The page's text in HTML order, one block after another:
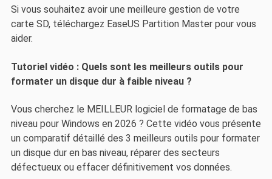
Si vous souhaitez avoir une meilleure gestion de votre
carte SD, téléchargez EaseUS Partition Master pour vous
aider.
Tutoriel vidéo : Quels sont les meilleurs outils pour
formater un disque dur à faible niveau ?
Vous cherchez le MEILLEUR logiciel de formatage de bas
niveau pour Windows en 2026 ? Cette vidéo vous présente
un comparatif détaillé des 3 meilleurs outils pour formater
un disque dur en bas niveau, réparer des secteurs
défectueux ou effacer définitivement vos données.